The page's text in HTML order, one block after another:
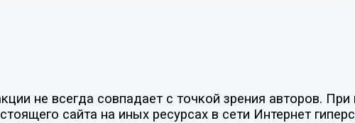
не всегда совпадает с точкой зрения авторов. При
сайта на иных ресурсах в сети Интернет